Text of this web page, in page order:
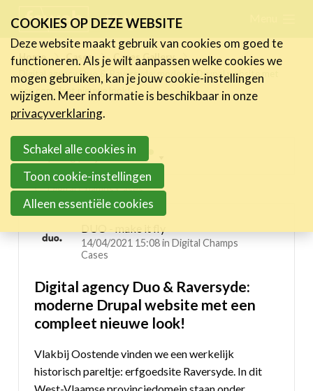
links
Jump
to
navigation
to
main
content
FR NL
Home Cases
Cases Gallery
Digital agency Duo & Raversyde: moderne Drupal website met
een compleet nieuwe look!
Inspiring projects menu
Digital Champs Cases
14/04/2021 15:08 inDigital Champs
Cases
Digital agency Duo & Raversyde:
moderne Drupal website met een
compleet nieuwe look!
Vlakbij Oostende vinden we een werkelijk
historisch pareltje: erfgoedsite Raversyde. In dit
Nieuws
Activiteiten
Expertise
Toolbox
Bedrijvenzoeker
COOKIES OP DEZE WEBSITE
Deze website maakt gebruik van cookies om goed te
functioneren. Als je wilt aanpassen welke cookies we
mogen gebruiken, kan je jouw cookie-instellingen
wijzigen. Meer informatie is beschikbaar in onze
privacyverklaring.
Schakel alle cookies in
Toon cookie-instellingen
Alleen essentiële cookies